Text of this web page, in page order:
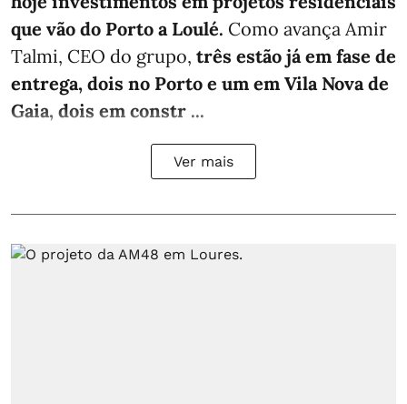
que vão do Porto a Loulé. Como avança Amir
Talmi, CEO do grupo, três estão já em fase de
entrega, dois no Porto e um em Vila Nova de
Gaia, dois em constr ...
Ver mais